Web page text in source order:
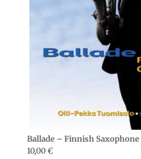
Ballade – Finnish
10,00€